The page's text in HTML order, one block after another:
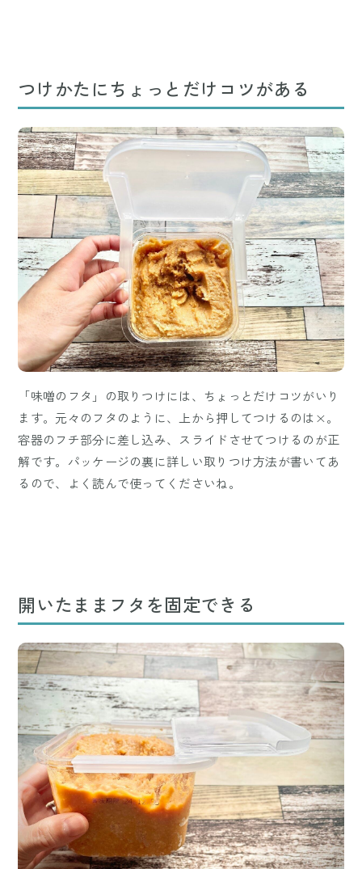
つけかたにちょっとだけコツがある
「味噌のフタ」の取りつけには、ちょっとだけコツがいり
ます。元々のフタのように、上から押してつけるのは×。
容器のフチ部分に差し込み、スライドさせてつけるのが正
解です。パッケージの裏に詳しい取りつけ方法が書いてあ
るので、よく読んで使ってくださいね。
開いたままフタを固定できる